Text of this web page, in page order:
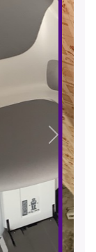
Suivant